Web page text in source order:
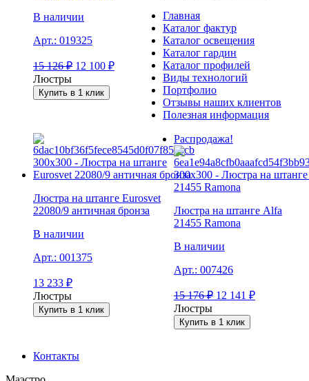
В наличии
Арт.: 019325
15 126₽ 12 100 ₽
Люстры
Купить в 1 клик
Люстра на штанге Eurosvet
22080/9 античная бронза
В наличии
Арт.: 001375
13 233 ₽
Люстры
Купить в 1 клик
Распродажа!
Люстра на штанге Alfa
21455 Ramona
В наличии
Арт.: 007426
15 176₽ 12 141 ₽
Люстры
Купить в 1 клик
Главная
Каталог фактур
Каталог освещения
Каталог гардин
Каталог профилей
Виды технологий
Портфолио
Отзывы наших клиентов
Полезная информация
Контакты